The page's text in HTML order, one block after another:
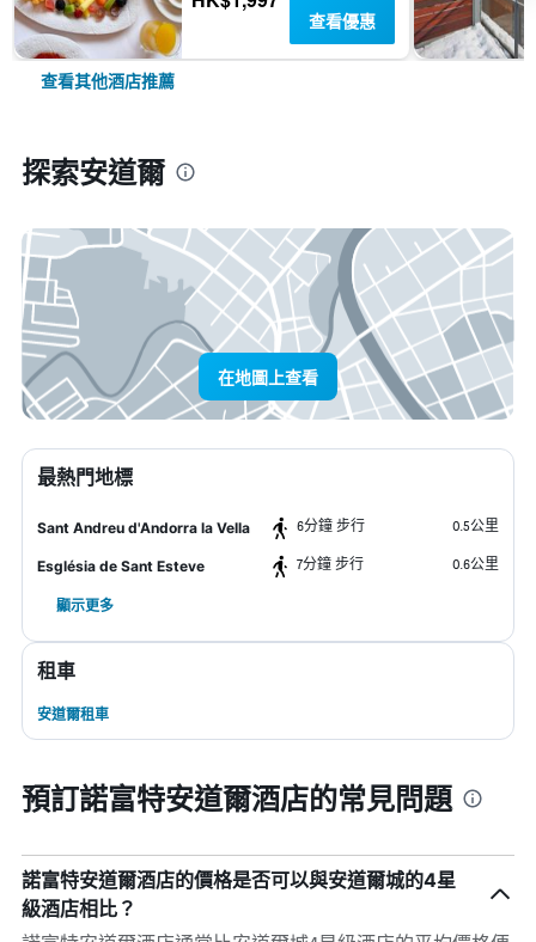
查看優惠
查看其他酒店推薦
探索安道爾
在地圖上查看
最熱門地標
Sant Andreu d'Andorra la Vella 6分鐘 步行 0.5公里
Església de Sant Esteve 7分鐘 步行 0.6公里
顯示更多
租車
安道爾租車
預訂諾富特安道爾酒店的常見問題
諾富特安道爾酒店的價格是否可以與安道爾城的4星
級酒店相比？